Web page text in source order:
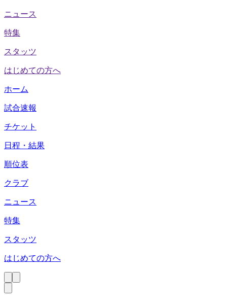
ニュース
特集
スタッツ
はじめての方へ
ホーム
試合速報
チケット
日程・結果
順位表
クラブ
ニュース
特集
スタッツ
はじめての方へ